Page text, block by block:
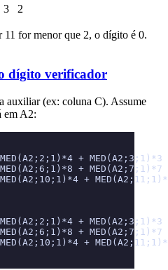
3 2
11 for menor que 2, o dígito é 0.
dígito verificador
auxiliar (ex: coluna C). Assume
em A2:
+ MED(A2;3;1)*3
+ MED(A2;7;1)*7
+
+ MED(A2;3;1)*3
+ MED(A2;7;1)*7
+